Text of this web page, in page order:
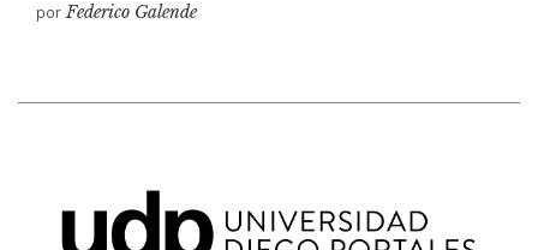
porFederico Galende